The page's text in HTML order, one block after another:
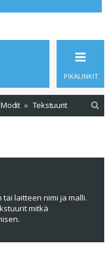
PIKALINKIT
Tekstuurit
laitteen nimi ja malli.
mitkä